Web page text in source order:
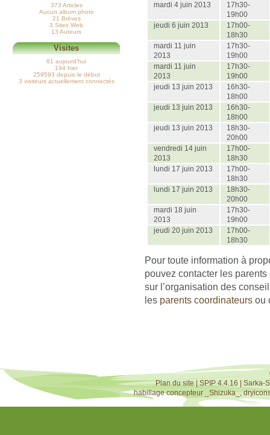
mardi 4 juin 2013
17h30-
19h00
jeudi 6 juin 2013
17h00-
18h30
mardi 11 juin
2013
17h30-
19h00
mardi 11 juin
2013
17h30-
19h00
jeudi 13 juin 2013
16h30-
18h00
jeudi 13 juin 2013
16h30-
18h00
jeudi 13 juin 2013
18h30-
20h00
vendredi 14 juin
2013
17h00-
18h30
lundi 17 juin 2013
17h00-
18h30
lundi 17 juin 2013
18h30-
20h00
mardi 18 juin
2013
17h30-
19h00
jeudi 20 juin 2013
17h00-
18h30
Pour toute information à
pouvez contacter les
sur l’organisation des
les parents coordinateurs ou
373 Articles
Aucun album photo
21 Brèves
3 Sites Web
13 Auteurs
Visites
81 aujourd’hui
194 hier
259593 depuis le début
3 visiteurs actuellement connectés
Plan du site|SPIP 4.4.16
Sarka-
habillage concepteur
_Shizuka_,